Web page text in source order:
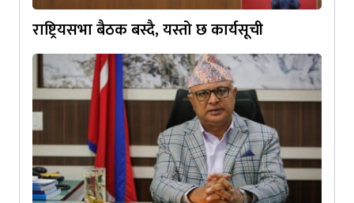
राष्ट्रियसभा बैठक बस्दै, यस्तो छ कार्यसूची